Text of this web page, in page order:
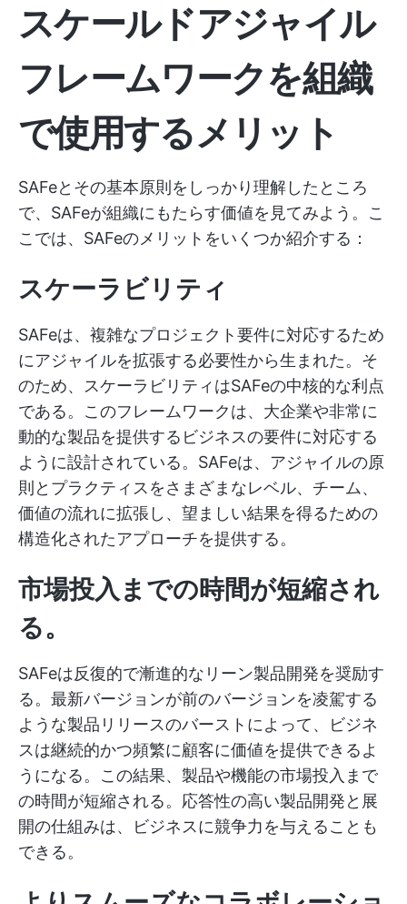
スケールドアジャイル
フレームワークを組織
で使用するメリット
SAFeとその基本原則をしっかり理解したところ
で、SAFeが組織にもたらす価値を見てみよう。こ
こでは、SAFeのメリットをいくつか紹介する：
スケーラビリティ
SAFeは、複雑なプロジェクト要件に対応するため
にアジャイルを拡張する必要性から生まれた。そ
のため、スケーラビリティはSAFeの中核的な利点
である。このフレームワークは、大企業や非常に
動的な製品を提供するビジネスの要件に対応する
ように設計されている。SAFeは、アジャイルの原
則とプラクティスをさまざまなレベル、チーム、
価値の流れに拡張し、望ましい結果を得るための
構造化されたアプローチを提供する。
市場投入までの時間が短縮され
る。
SAFeは反復的で漸進的なリーン製品開発を奨励す
る。最新バージョンが前のバージョンを凌駕する
ような製品リリースのバーストによって、ビジネ
スは継続的かつ頻繁に顧客に価値を提供できるよ
うになる。この結果、製品や機能の市場投入まで
の時間が短縮される。応答性の高い製品開発と展
開の仕組みは、ビジネスに競争力を与えることも
できる。